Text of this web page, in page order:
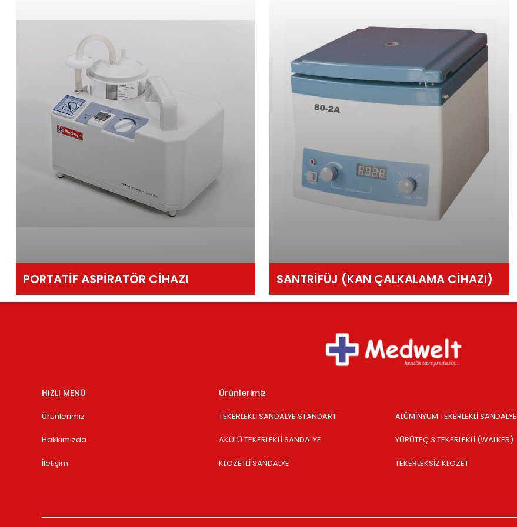
PORTATİF ASPİRATÖR CİHAZI SANTRİFÜJ (KAN ÇALKALAMA CİHAZI)
HIZLI MENÜ
Ürünlerimiz
Hakkımızda
İletişim
Ürünlerimiz
TEKERLEKLİ SANDALYE STANDART
AKÜLÜ TEKERLEKLİ SANDALYE
KLOZETLİ SANDALYE
ALÜMİNYUM TEKERLEKLİ SANDALYE
YÜRÜTEÇ 3 TEKERLEKLİ (WALKER)
TEKERLEKSİZ KLOZET